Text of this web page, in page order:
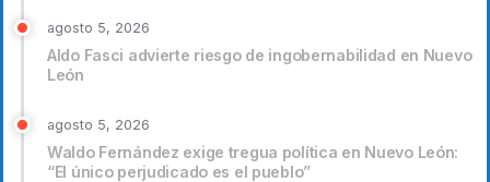
agosto 5, 2026
Aldo Fasci advierte riesgo de ingobernabilidad en Nuevo
León
agosto 5, 2026
Waldo Fernández exige tregua política en Nuevo León:
“El único perjudicado es el pueblo”